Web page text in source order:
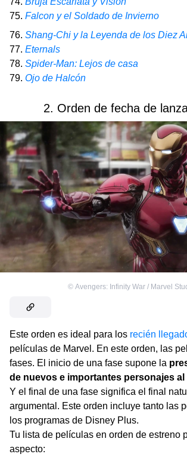
75. Falcon y el Soldado de Invierno
76. Shang-Chi y la Leyenda de los Diez
77. Eternals
78. Spider-Man: Lejos de casa
79. Ojo de Halcón
2. Orden de fecha de
© Avengers: Infinity War / Marvel
Este orden es ideal para los recién
películas de Marvel. En este orden, las
fases. El inicio de una fase supone la
de nuevos e importantes personajes
Y el final de una fase significa el final
argumental. Este orden incluye tanto las
los programas de Disney Plus.
Tu lista de películas en orden de estreno
aspecto: